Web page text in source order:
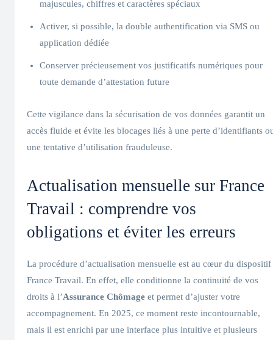
majuscules, chiffres et caractères spéciaux
Activer, si possible, la double authentification via SMS ou
application dédiée
Conserver précieusement vos justificatifs numériques pour
toute demande d’attestation future
Cette vigilance dans la sécurisation de vos données garantit un
accès fluide et évite les blocages liés à une perte d’identifiants
une tentative d’utilisation frauduleuse.
Actualisation mensuelle sur France
Travail : comprendre vos
obligations et éviter les erreurs
La procédure d’actualisation mensuelle est au cœur du dispositif
France Travail. En effet, elle conditionne la continuité de vos
droits à l’Assurance Chômage et permet d’ajuster votre
accompagnement. En 2025, ce moment reste incontournable,
mais il est enrichi par une interface plus intuitive et plusieurs